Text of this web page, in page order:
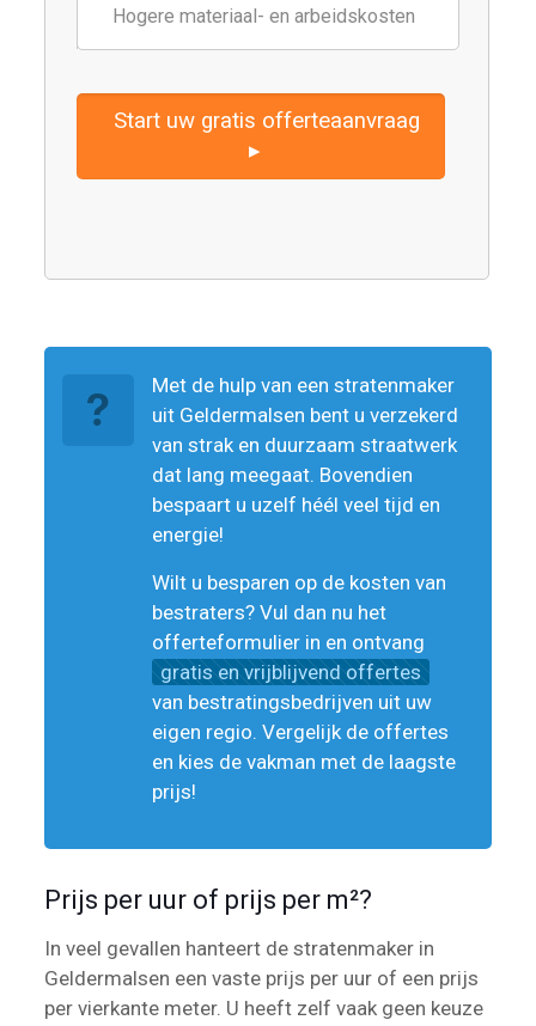
Hogere materiaal- en arbeidskosten
Start uw gratis offerteaanvraag
▸
Met de hulp van een stratenmaker
uit Geldermalsen bent u verzekerd
van strak en duurzaam straatwerk
dat lang meegaat. Bovendien
bespaart u uzelf héél veel tijd en
energie!
Wilt u besparen op de kosten van
bestraters? Vul dan nu het
offerteformulier in en ontvang
gratis en vrijblijvend offertes
van bestratingsbedrijven uit uw
eigen regio. Vergelijk de offertes
en kies de vakman met de laagste
prijs!
Prijs per uur of prijs per m²?
In veel gevallen hanteert de stratenmaker in
Geldermalsen een vaste prijs per uur of een prijs
per vierkante meter. U heeft zelf vaak geen keuze